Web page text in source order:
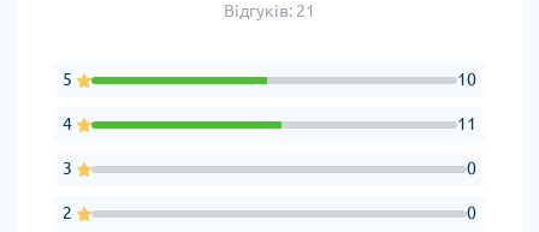
Відгуків: 21
5 10
4 11
3 0
2 0